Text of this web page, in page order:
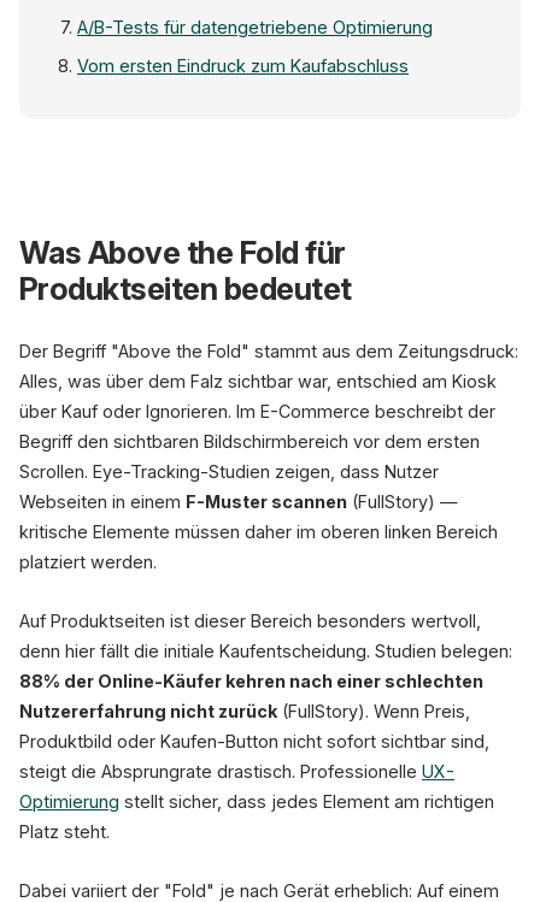
A/B-Tests für datengetriebene Optimierung
Vom ersten Eindruck zum Kaufabschluss
Bewertungen sichtbar
Was Above the Fold für
Produktseiten bedeutet
Der Begriff "Above the Fold" stammt aus dem Zeitungsdruck:
Alles, was über dem Falz sichtbar war, entschied am Kiosk
über Kauf oder Ignorieren. Im E-Commerce beschreibt der
Begriff den sichtbaren Bildschirmbereich vor dem ersten
Scrollen. Eye-Tracking-Studien zeigen, dass Nutzer
Webseiten in einem F-Muster scannen (FullStory) —
kritische Elemente müssen daher im oberen linken Bereich
platziert werden.
Auf Produktseiten ist dieser Bereich besonders wertvoll,
denn hier fällt die initiale Kaufentscheidung. Studien belegen:
88% der Online-Käufer kehren nach einer schlechten
Nutzererfahrung nicht zurück (FullStory). Wenn Preis,
Produktbild oder Kaufen-Button nicht sofort sichtbar sind,
steigt die Absprungrate drastisch. Professionelle UX-
Optimierung stellt sicher, dass jedes Element am richtigen
Platz steht.
Dabei variiert der "Fold" je nach Gerät erheblich: Auf einem